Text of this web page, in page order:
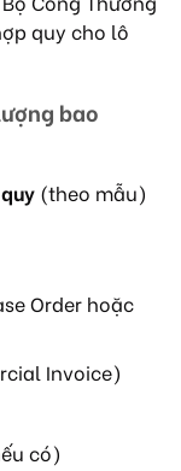
quy cho lô
bao
(theo mẫu)
Order hoặc
Invoice)
có)